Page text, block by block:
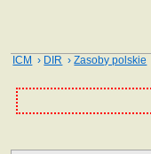
ICM › DIR ›Zasoby polskie